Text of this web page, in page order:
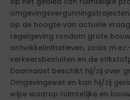
op de hoogte van actuele
regelgeving rondom grote
ontwikkelinitiatieven, zoals
verkeersbesluiten en de
Daarnaast beschikt hij/zij over
Omgevingswet en kan hij/zij
wijze waarop ruimtelijke en